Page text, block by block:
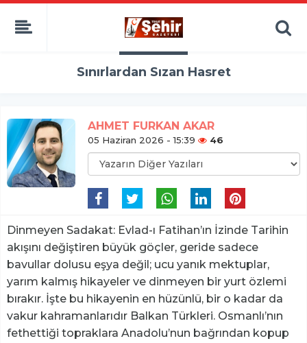
Sınırlardan Sızan Hasret
AHMET FURKAN AKAR
05 Haziran 2026 - 15:39 46
Dinmeyen Sadakat: Evlad-ı Fatihan’ın İzinde ​Tarihin
akışını değiştiren büyük göçler, geride sadece
bavullar dolusu eşya değil; ucu yanık mektuplar,
yarım kalmış hikayeler ve dinmeyen bir yurt özlemi
bırakır. İşte bu hikayenin en hüzünlü, bir o kadar da
vakur kahramanlarıdır Balkan Türkleri. Osmanlı’nın
fethettiği topraklara Anadolu’nun bağrından kopup